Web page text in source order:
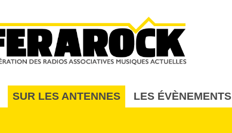
SUR LES ANTENNES LES ÉVÈNEMENTS